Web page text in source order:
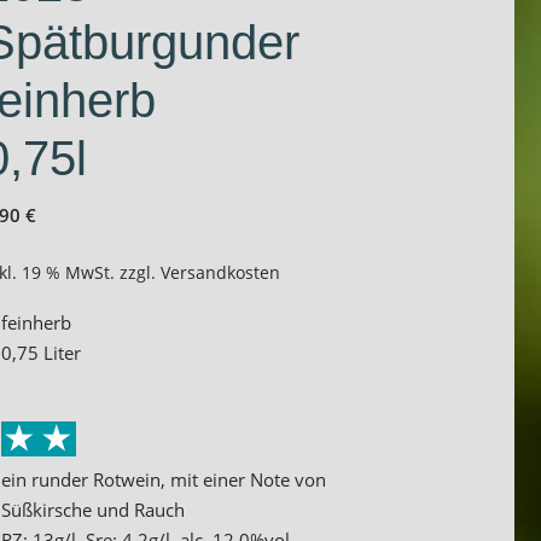
€
19 % MwSt. zzgl.Versandkosten
feinherb
0,75 Liter
ein runder Rotwein, mit einer Note von
Süßkirsche und Rauch